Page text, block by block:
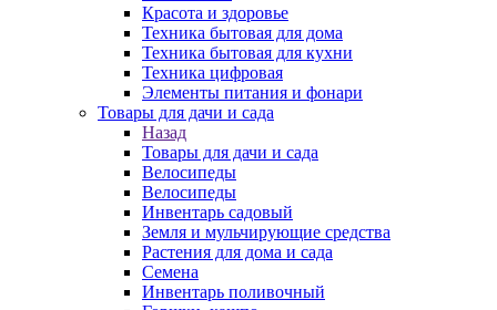
Красота и здоровье
Техника бытовая для дома
Техника бытовая для кухни
Техника цифровая
Элементы питания и фонари
Товары для дачи и сада
Назад
Товары для дачи и сада
Велосипеды
Велосипеды
Инвентарь садовый
Земля и мульчирующие средства
Растения для дома и сада
Семена
Инвентарь поливочный